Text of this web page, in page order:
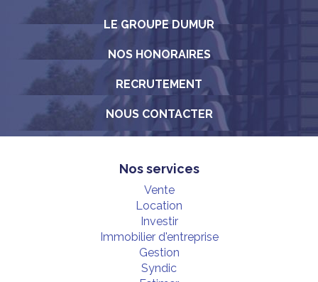
LE GROUPE DUMUR
NOS HONORAIRES
RECRUTEMENT
NOUS CONTACTER
Nos services
Vente
Location
Investir
Immobilier d'entreprise
Gestion
Syndic